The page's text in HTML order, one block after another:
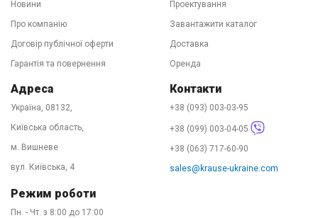
доставкою по всій країні. 90% замовлень ми
відправляємо в той же день зручним для Вас
перевізником. День-два і драбини у Вас. Телефонуйте!
Наші фахівці підкажуть у виборі оптимального
нададуть офіційну гарантію на товар. Купити KRAUSE -
легко!
Новини
Про компанію
Договір публічної оферти
Гарантія та повернення
Проектування
Завантажити каталог
Доставка
Оренда
Адреса
Україна, 08132,
Київська область,
м. Вишневе
вул. Київська, 4
Контакти
+38 (093) 003-03-95
+38 (099) 003-04-05
+38 (063) 717-60-90
sales@krause-ukraine.com
Режим роботи
Пн. - Чт. з 8:00 до 17:00